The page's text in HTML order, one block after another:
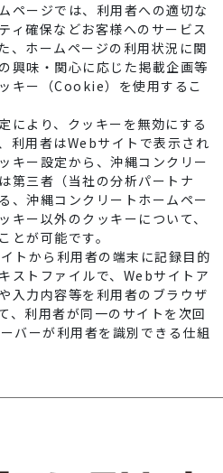
ページでは、利用者への適切な
ィ確保などお客様へのサービス
、ホームページの利用状況に関
興味・関心に応じた掲載企画等
キー（Cookie）を使用するこ
により、クッキーを無効にする
利用者はWebサイトで表示され
キー設定から、沖縄コンクリー
第三者（当社の分析パートナ
、沖縄コンクリートホームペー
キー以外のクッキーについて、
とが可能です。
トから利用者の端末に記録目的
ストファイルで、Webサイトア
入力内容等を利用者のブラウザ
、利用者が同一のサイトを次回
バーが利用者を識別できる仕組